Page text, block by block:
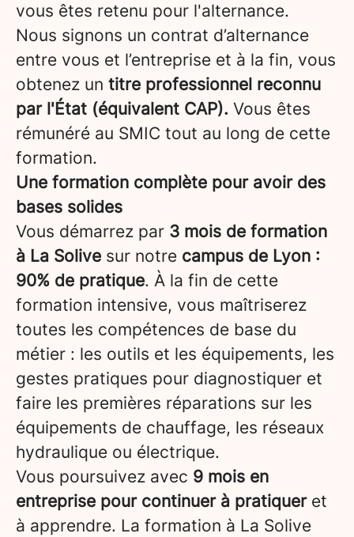
vous êtes retenu pour l'alternance.
Nous signons un contrat d’alternance
entre vous et l’entreprise et à la fin, vous
obtenez un titre professionnel reconnu
par l'État (équivalent CAP). Vous êtes
rémunéré au SMIC tout au long de cette
formation.
Une formation complète pour avoir des
bases solides
Vous démarrez par 3 mois de formation
à La Solive sur notre campus de Lyon :
90% de pratique. À la fin de cette
formation intensive, vous maîtriserez
toutes les compétences de base du
métier : les outils et les équipements, les
gestes pratiques pour diagnostiquer et
faire les premières réparations sur les
équipements de chauffage, les réseaux
hydraulique ou électrique.
Vous poursuivez avec 9 mois en
entreprise pour continuer à pratiqueret
à apprendre. La formation à La Solive